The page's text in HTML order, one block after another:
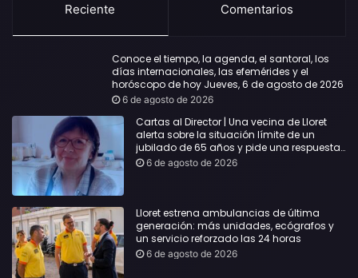
Reciente Comentarios
Conoce el tiempo, la agenda, el santoral, los
días internacionales, las efemérides y el
horóscopo de hoy Jueves, 6 de agosto de 2026
6 de agosto de 2026
Cartas al Director | Una vecina de Lloret
alerta sobre la situación límite de un
jubilado de 65 años y pide una respuesta
urgente
6 de agosto de 2026
Lloret estrena ambulancias de última
generación: más unidades, ecógrafos y
un servicio reforzado las 24 horas
6 de agosto de 2026